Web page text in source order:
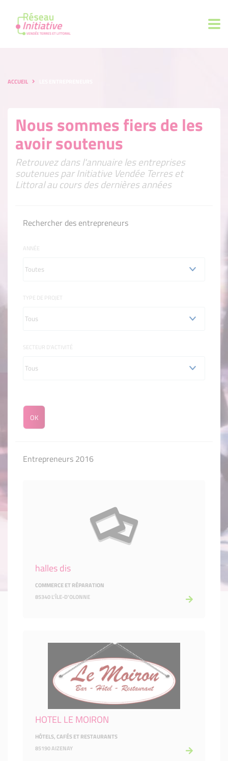
ACCUEIL
Nous sommes fiers de les
avoir soutenus
Retrouvez dans l'annuaire les entreprises
soutenues par Initiative Vendée Terres et
Littoral au cours des dernières années
Rechercher des entrepreneurs
ANNÉE
TYPE DE PROJET
SECTEUR D'ACTIVITÉ
Entrepreneurs 2016
halles dis
COMMERCE ET RÉPARATION
85340 L'ÎLE-D'OLONNE
HOTEL LE MOIRON
HÔTELS, CAFÉS ET RESTAURANTS
85190 AIZENAY